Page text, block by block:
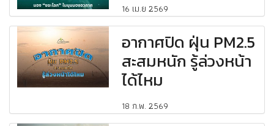
16 เม.ย 2569
อากาศปิด ฝุ่น PM2.5
สะสมหนัก รู้ล่วงหน้า
ได้ไหม
18 ก.พ. 2569